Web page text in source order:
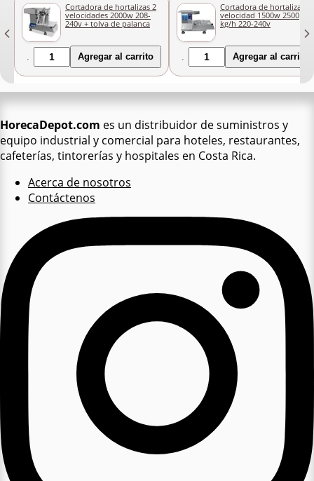
Cortadora de hortalizas 2
velocidades 2000w 208-
240v + tolva de palanca
Agregar al carrito
Cortadora de hortalizas 1
velocidad 1500w 2500
kg/h 220-240v
Agregar al carrito
HorecaDepot.com es un distribuidor de suministros y
equipo industrial y comercial para hoteles, restaurantes,
cafeterías, tintorerías y hospitales en Costa Rica.
Acerca de nosotros
Contáctenos